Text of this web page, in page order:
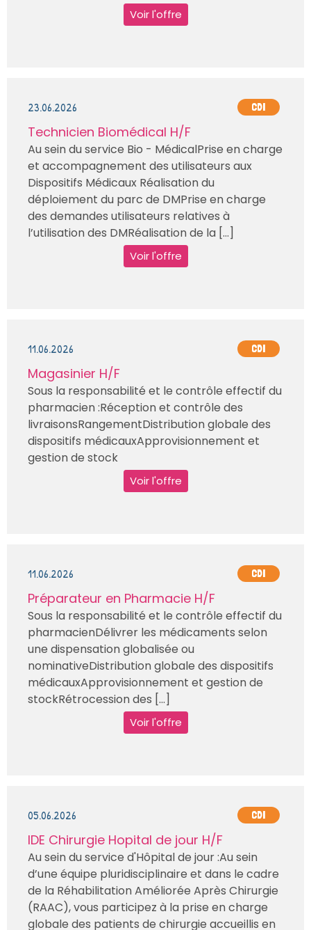
Voir l'offre
23.06.2026 CDI
Technicien Biomédical H/F
Au sein du service Bio - MédicalPrise en charge
et accompagnement des utilisateurs aux
Dispositifs Médicaux Réalisation du
déploiement du parc de DMPrise en charge
des demandes utilisateurs relatives à
l’utilisation des DMRéalisation de la [...]
Voir l'offre
11.06.2026 CDI
Magasinier H/F
Sous la responsabilité et le contrôle effectif du
pharmacien :Réception et contrôle des
livraisonsRangementDistribution globale des
dispositifs médicauxApprovisionnement et
gestion de stock
Voir l'offre
11.06.2026 CDI
Préparateur en Pharmacie H/F
Sous la responsabilité et le contrôle effectif du
pharmacienDélivrer les médicaments selon
une dispensation globalisée ou
nominativeDistribution globale des dispositifs
médicauxApprovisionnement et gestion de
stockRétrocession des [...]
Voir l'offre
05.06.2026 CDI
IDE Chirurgie Hopital de jour H/F
Au sein du service d'Hôpital de jour :Au sein
d’une équipe pluridisciplinaire et dans le cadre
de la Réhabilitation Améliorée Après Chirurgie
(RAAC), vous participez à la prise en charge
globale des patients de chirurgie accueillis en